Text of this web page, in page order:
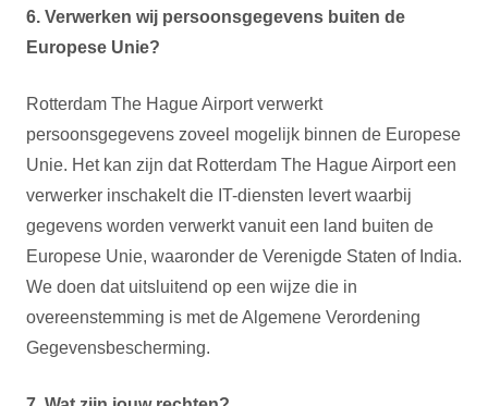
6. Verwerken wij persoonsgegevens buiten de
Europese Unie?
Rotterdam The Hague Airport verwerkt
persoonsgegevens zoveel mogelijk binnen de Europese
Unie. Het kan zijn dat Rotterdam The Hague Airport een
verwerker inschakelt die IT-diensten levert waarbij
gegevens worden verwerkt vanuit een land buiten de
Europese Unie, waaronder de Verenigde Staten of India.
We doen dat uitsluitend op een wijze die in
overeenstemming is met de Algemene Verordening
Gegevensbescherming.